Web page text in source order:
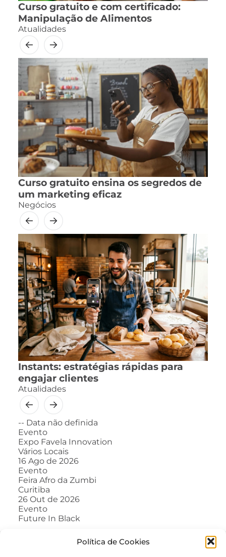
Política de Cookies
Curso gratuito e com certificado:
Manipulação de Alimentos
Atualidades
Curso gratuito ensina os segredos de
um marketing eficaz
Negócios
Instants: estratégias rápidas para
engajar clientes
Atualidades
-- Data não definida
Evento
Expo Favela Innovation
Vários Locais
16 Ago de 2026
Evento
Feira Afro da Zumbi
Curitiba
26 Out de 2026
Evento
Future In Black